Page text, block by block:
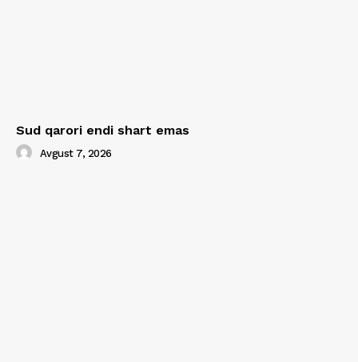
Sud qarori endi shart emas
Avgust 7, 2026